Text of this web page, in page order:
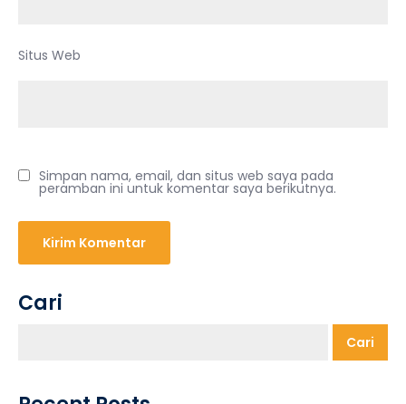
Situs Web
Simpan nama, email, dan situs web saya pada
peramban ini untuk komentar saya berikutnya.
Cari
Cari